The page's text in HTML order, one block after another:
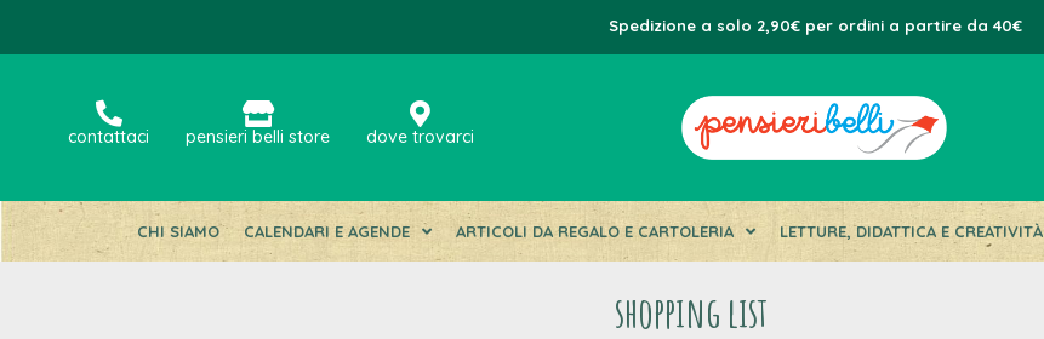
Spedizione a solo 2,90€ per ordini a partire da 40€
contattaci pensieri belli store dove trovarci
CHI SIAMO CALENDARI E AGENDE ARTICOLI DA REGALO E CARTOLERIA LETTURE, DIDATTICA E CREATIVITÀ
shopping list